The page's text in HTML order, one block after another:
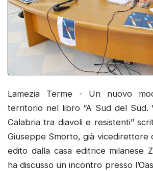
Lamezia Terme - Un nuovo
territorio nel libro “A Sud del Sud.
Calabria tra diavoli e resistenti”
Giuseppe Smorto, già vicedirettore
edito dalla casa editrice milanese
ha discusso un incontro presso